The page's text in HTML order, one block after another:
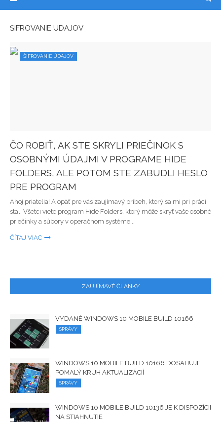
ŠIFROVANIE ÚDAJOV
ŠIFROVANIE ÚDAJOV
ČO ROBIŤ, AK STE SKRYLI PRIEČINOK S
OSOBNÝMI ÚDAJMI V PROGRAME HIDE
FOLDERS, ALE POTOM STE ZABUDLI HESLO
PRE PROGRAM
Ahoj priatelia! A opäť pre vás zaujímavý príbeh, ktorý sa mi pri práci
stal. Všetci viete program Hide Folders, ktorý môže skryť vaše osobné
priečinky a súbory v operačnom systéme...
ČÍTAJ VIAC
ZAUJÍMAVÉ ČLÁNKY
VYDANÉ WINDOWS 10 MOBILE BUILD 10166
SPRÁVY
WINDOWS 10 MOBILE BUILD 10166 DOSAHUJE
POMALÝ KRUH AKTUALIZÁCIÍ
SPRÁVY
WINDOWS 10 MOBILE BUILD 10136 JE K DISPOZÍCII
NA STIAHNUTIE